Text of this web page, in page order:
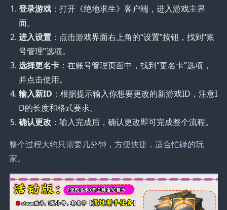
登录游戏 ：打开《绝地求生》客户端，进入游戏主界
面。
进入设置 ：点击游戏界面右上角的“设置”按钮，找到“账
号管理”选项。
选择更名卡 ：在账号管理页面中，找到“更名卡”选项，
并点击使用。
输入新ID ：根据提示输入你想要更改的新游戏ID，注意I
D的长度和格式要求。
确认更改 ：输入完成后，确认更改即可完成整个流程。
整个过程大约只需要几分钟，方便快捷，适合忙碌的玩
家。